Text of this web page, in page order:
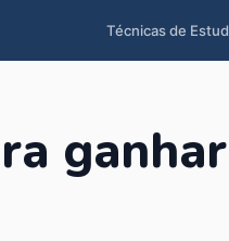
Técnicas de